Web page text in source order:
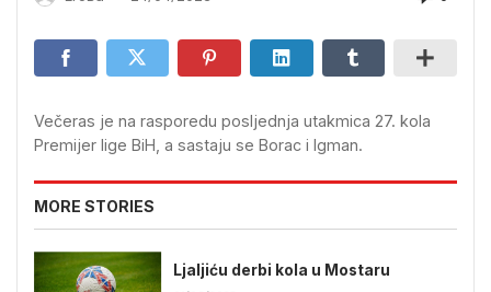
Večeras je na rasporedu posljednja utakmica 27. kola
Premijer lige BiH, a sastaju se Borac i Igman.
MORE STORIES
Ljaljiću derbi kola u Mostaru